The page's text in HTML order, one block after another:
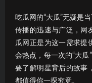
吃瓜网的“大瓜”无疑是
传播的迅速与广泛，网
瓜网正是为这一需求提
会热点，每一次的“大瓜
要了解明星背后的故事
都值得你一探究竟。